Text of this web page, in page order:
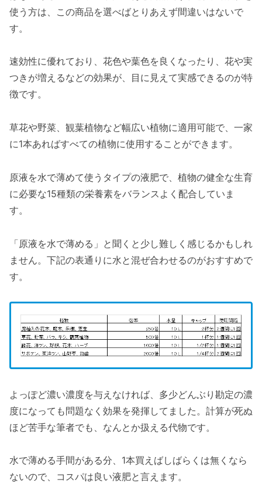
使う方は、この商品を選べばとりあえず間違いはないで
す。
速効性に優れており、花色や葉色を良くなったり、花や実
つきが増えるなどの効果が、目に見えて実感できるのが特
徴です。
草花や野菜、観葉植物など幅広い植物に適用可能で、一家
に1本あればすべての植物に使用することができます。
原液を水で薄めて使うタイプの液肥で、植物の健全な生育
に必要な15種類の栄養素をバランスよく配合していま
す。
「原液を水で薄める」と聞くと少し難しく感じるかもしれ
ません。下記の表通りに水と混ぜ合わせるのがおすすめで
す。
よっぽど濃い濃度を与えなければ、多少どんぶり勘定の濃
度になっても問題なく効果を発揮してました。計算が死ぬ
ほど苦手な筆者でも、なんとか扱える代物です。
水で薄める手間がある分、1本買えばしばらくは無くなら
ないので、コスパは良い液肥と言えます。